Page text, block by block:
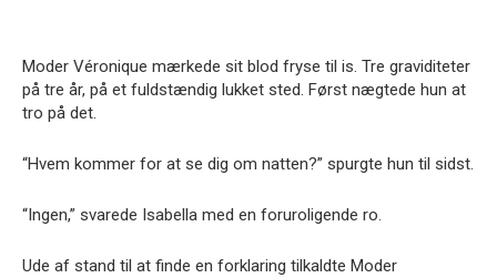
Moder Véronique mærkede sit blod fryse til is. Tre graviditeter
på tre år, på et fuldstændig lukket sted. Først nægtede hun at
tro på det.
“Hvem kommer for at se dig om natten?” spurgte hun til sidst.
“Ingen,” svarede Isabella med en foruroligende ro.
Ude af stand til at finde en forklaring tilkaldte Moder